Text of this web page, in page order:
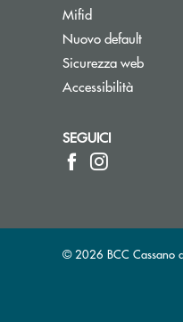
Mifid
Nuovo default
Sicurezza web
Accessibilità
SEGUICI
© 2026 BCC Cassano